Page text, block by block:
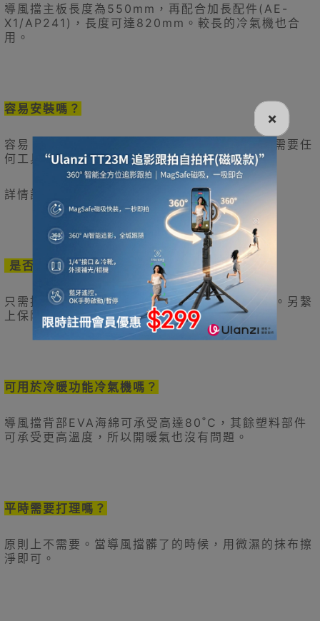
導風擋主板長度為550mm，再配合加長配件(AE-
X1/AP241)，長度可達820mm。較長的冷氣機也合
用。
容易安裝嗎？
容易。導風擋使用夾式或雙面貼等設計，安裝不需要任
何工具。
詳情請瀏覽安裝短片。
是否會掉下來？
只需按照安裝說明書安裝，導風擋便不易掉下來。另繫
上保險線，更加安心。
可用於冷暖功能冷氣機嗎？
導風擋背部EVA海綿可承受高達80˚C，其餘塑料部件
可承受更高溫度，所以開暖氣也沒有問題。
平時需要打理嗎？
原則上不需要。當導風擋髒了的時候，用微濕的抹布擦
淨即可。
×